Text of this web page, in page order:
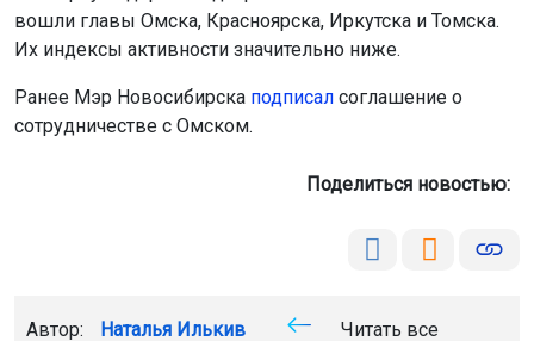
Ранее Мэр Новосибирскаподписалсоглашение о
сотрудничестве с Омском.
Поделиться новостью:
ОТС-Горсайт
Мы используем файлы cookie для корректной работы сайта,